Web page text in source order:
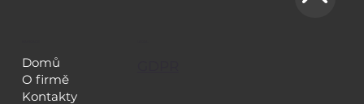
Domů
O firmě
Kontakty